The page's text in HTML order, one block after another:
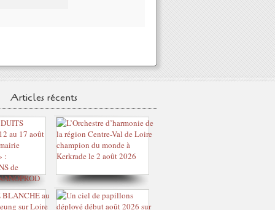
Articles récents